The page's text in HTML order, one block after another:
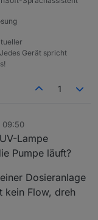
Gerät spricht
1
09:50
Lampe
Pumpe läuft?
Dosieranlage
kein Flow, dreh